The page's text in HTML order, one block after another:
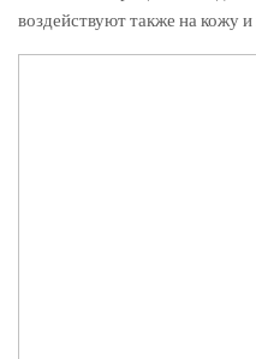
воздействуют также на кожу и